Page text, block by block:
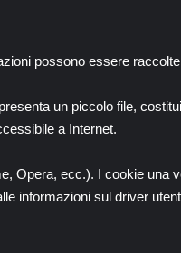
possono essere
un piccolo file,
a Internet.
Opera, ecc.). I cookie una
informazioni sul driver